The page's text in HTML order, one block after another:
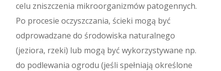
celu zniszczenia mikroorganizmów patogennych.
Po procesie oczyszczania, ścieki mogą być
odprowadzane do środowiska naturalnego
(jeziora, rzeki) lub mogą być wykorzystywane np.
do podlewania ogrodu (jeśli spełniają określone